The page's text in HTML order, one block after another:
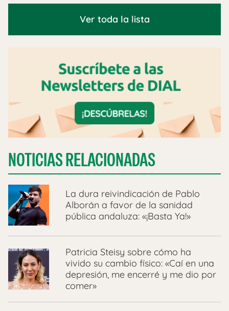
Ver toda la lista
NOTICIAS RELACIONADAS
La dura reivindicación de Pablo
Alborán a favor de la sanidad
pública andaluza: «¡Basta Ya!»
Patricia Steisy sobre cómo ha
vivido su cambio físico: «Caí en una
depresión, me encerré y me dio por
comer»